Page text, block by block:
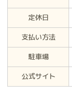
定休日
支払い方法
駐車場
公式サイト